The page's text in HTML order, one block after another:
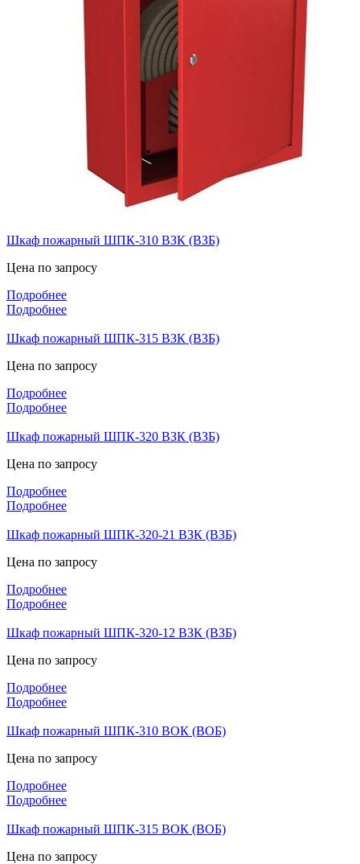
Шкаф пожарный ШПК-310 ВЗК (ВЗБ)
Цена по запросу
Подробнее
Подробнее
Шкаф пожарный ШПК-315 ВЗК (ВЗБ)
Цена по запросу
Подробнее
Подробнее
Шкаф пожарный ШПК-320 ВЗК (ВЗБ)
Цена по запросу
Подробнее
Подробнее
Шкаф пожарный ШПК-320-21 ВЗК (ВЗБ)
Цена по запросу
Подробнее
Подробнее
Шкаф пожарный ШПК-320-12 ВЗК (ВЗБ)
Цена по запросу
Подробнее
Подробнее
Шкаф пожарный ШПК-310 ВОК (ВОБ)
Цена по запросу
Подробнее
Подробнее
Шкаф пожарный ШПК-315 ВОК (ВОБ)
Цена по запросу